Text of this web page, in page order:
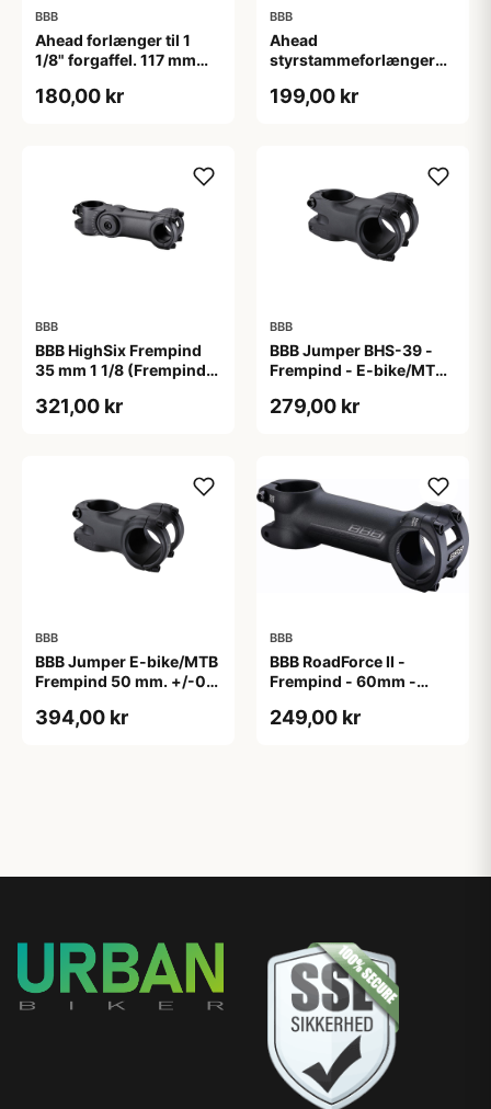
BBB
Ahead forlænger til 1
1/8" forgaffel. 117 mm
180,00 kr
BBB
Ahead
styrstammeforlænger
199,00 kr
BBB
BBB HighSix Frempind
35 mm 1 1/8 (Frempind
321,00 kr
BBB
BBB Jumper BHS-39 -
Frempind - E-bike/MTB -
279,00 kr
BBB
BBB Jumper E-bike/MTB
Frempind 50 mm. +/-0
394,00 kr
BBB
BBB RoadForce II -
Frempind - 60mm -
249,00 kr